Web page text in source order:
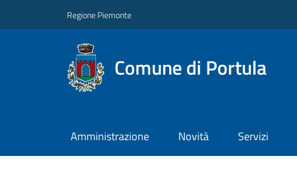
Regione Piemonte
Comune di Portula
Amministrazione Novità Servizi